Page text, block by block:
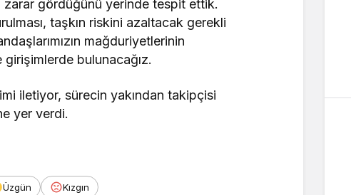
zarar gördüğünü yerinde tespit ettik.
taşkın riskini azaltacak gerekli
mağduriyetlerinin
bulunacağız.
iletiyor, sürecin yakından takipçisi
yer verdi.
Üzgün Kızgın